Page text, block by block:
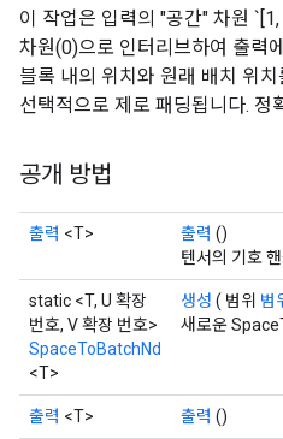
이 작업은 입력의 "공간" 차원
차원(0)으로 인터리브하여 출력
블록 내의 위치와 원래 배치 위
선택적으로 제로 패딩됩니다. 정
공개 방법
출력 <T> 출력 ()
텐서의 기호
static <T, U 확장
번호, V 확장 번호>
SpaceToBatchNd
<T>
생성 ( 범위 범
새로운
출력 <T> 출력 ()